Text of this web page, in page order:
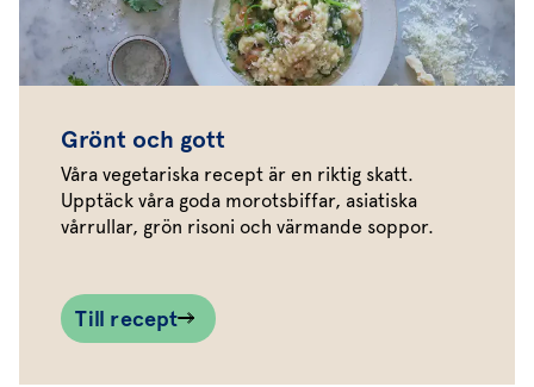
Grönt och gott
Våra vegetariska recept är en riktig skatt.
Upptäck våra goda morotsbiffar, asiatiska
vårrullar, grön risoni och värmande soppor.
Till recept